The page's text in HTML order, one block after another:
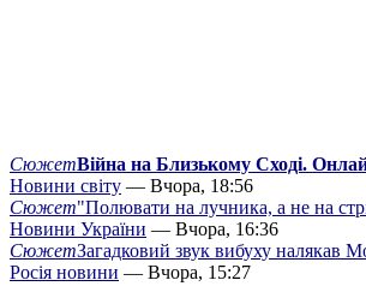
СюжетВійна на Близькому Сході.
Новини світу — Вчора, 18:56
Сюжет"Полювати на лучника, а не на
Новини України — Вчора, 16:36
СюжетЗагадковий звук вибуху налякав
Росія новини — Вчора, 15:27